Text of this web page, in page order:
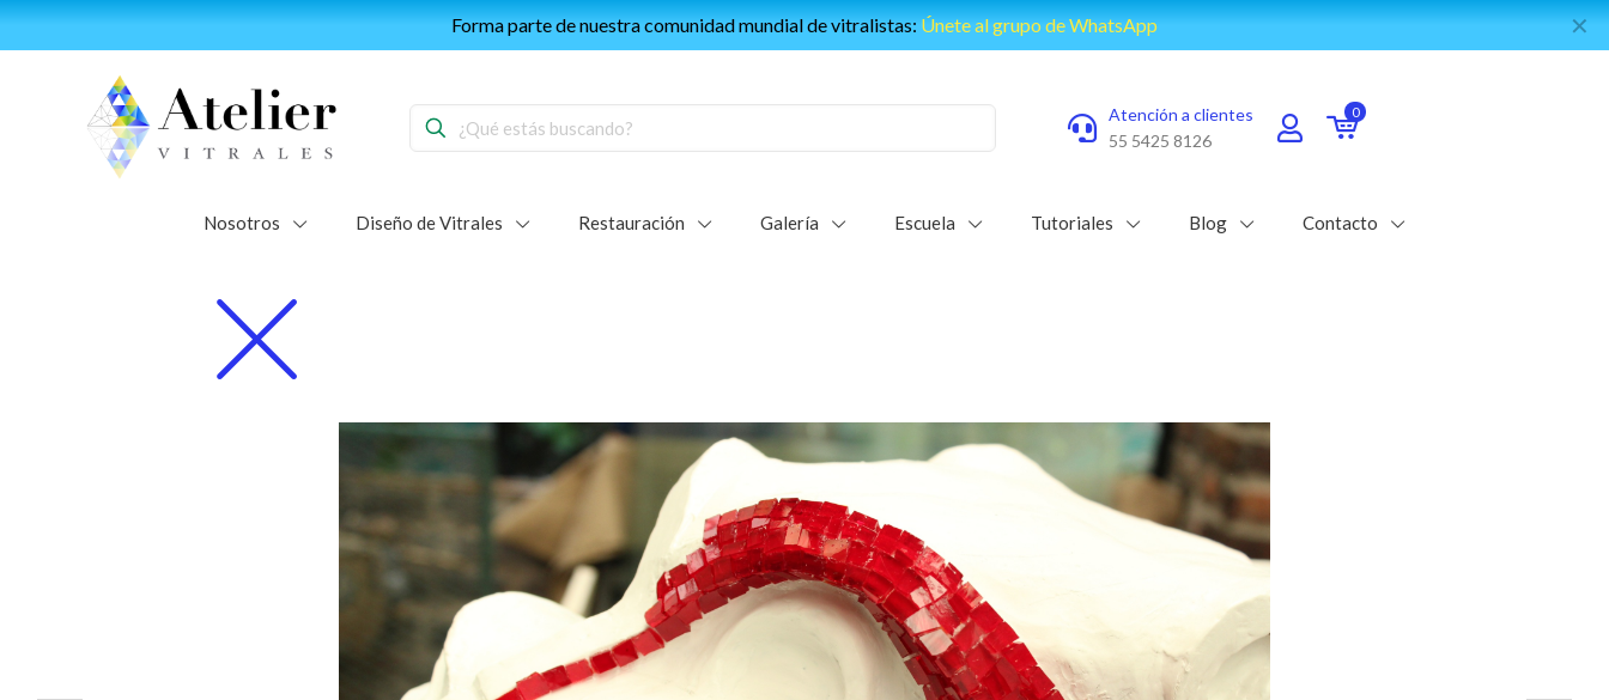
Forma parte de nuestra comunidad mundial de vitralistas: Únete al grupo de WhatsApp ✕
Atención a clientes
55 5425 8126
0
Nosotros Diseño de Vitrales Restauración Galería Escuela Tutoriales Blog Contacto